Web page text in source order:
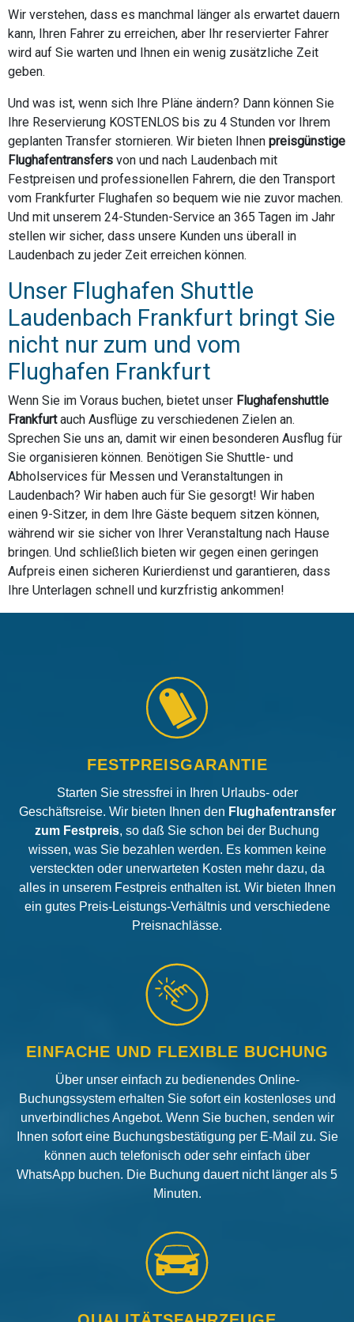
Wir verstehen, dass es manchmal länger als erwartet dauern
kann, Ihren Fahrer zu erreichen, aber Ihr reservierter Fahrer
wird auf Sie warten und Ihnen ein wenig zusätzliche Zeit
geben.
Und was ist, wenn sich Ihre Pläne ändern? Dann können Sie
Ihre Reservierung KOSTENLOS bis zu 4 Stunden vor Ihrem
geplanten Transfer stornieren. Wir bieten Ihnen preisgünstige
Flughafentransfers von und nach Laudenbach mit
Festpreisen und professionellen Fahrern, die den Transport
vom Frankfurter Flughafen so bequem wie nie zuvor machen.
Und mit unserem 24-Stunden-Service an 365 Tagen im Jahr
stellen wir sicher, dass unsere Kunden uns überall in
Laudenbach zu jeder Zeit erreichen können.
Unser Flughafen Shuttle
Laudenbach Frankfurt bringt Sie
nicht nur zum und vom
Flughafen Frankfurt
Wenn Sie im Voraus buchen, bietet unser Flughafenshuttle
Frankfurtauch Ausflüge zu verschiedenen Zielen an.
Sprechen Sie uns an, damit wir einen besonderen Ausflug für
Sie organisieren können. Benötigen Sie Shuttle- und
Abholservices für Messen und Veranstaltungen in
Laudenbach? Wir haben auch für Sie gesorgt! Wir haben
einen 9-Sitzer, in dem Ihre Gäste bequem sitzen können,
während wir sie sicher von Ihrer Veranstaltung nach Hause
bringen. Und schließlich bieten wir gegen einen geringen
Aufpreis einen sicheren Kurierdienst und garantieren, dass
Ihre Unterlagen schnell und kurzfristig ankommen!
FESTPREISGARANTIE
Starten Sie stressfrei in Ihren Urlaubs- oder
Geschäftsreise. Wir bieten Ihnen den Flughafentransfer
zum Festpreis, so daß Sie schon bei der Buchung
wissen, was Sie bezahlen werden. Es kommen keine
versteckten oder unerwarteten Kosten mehr dazu, da
alles in unserem Festpreis enthalten ist. Wir bieten Ihnen
ein gutes Preis-Leistungs-Verhältnis und verschiedene
Preisnachlässe.
EINFACHE UND FLEXIBLE BUCHUNG
Über unser einfach zu bedienendes Online-
Buchungssystem erhalten Sie sofort ein kostenloses und
unverbindliches Angebot. Wenn Sie buchen, senden wir
Ihnen sofort eine Buchungsbestätigung per E-Mail zu. Sie
können auch telefonisch oder sehr einfach über
WhatsApp buchen. Die Buchung dauert nicht länger als 5
Minuten.